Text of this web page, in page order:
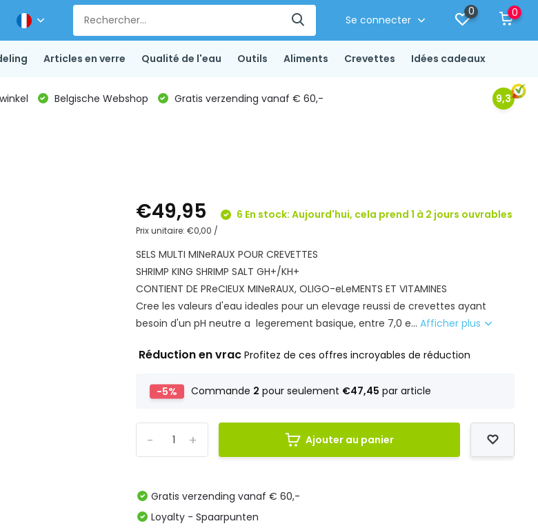
Se connecter
0 0
Articles en verre Qualité de l'eau Outils Aliments Crevettes Idées cadeaux
Belgische Webshop Gratis verzending vanaf € 60,- 9,3
€49,95 6 En stock: Aujourd'hui, cela prend 1 à 2 jours ouvrables
Prix unitaire:€0,00 /
SELS MULTI MINeRAUX POUR CREVETTES
SHRIMP KING SHRIMP SALT GH+/KH+
CONTIENT DE PReCIEUX MINeRAUX, OLIGO-eLeMENTS ET VITAMINES
Cree les valeurs d'eau ideales pour un elevage reussi de crevettes ayant
besoin d'un pH neutre a legerement basique, entre 7,0 e...Afficher plus
Réduction en vracProfitez de ces offres incroyables de réduction
-5% Commande 2 pour seulement €47,45 par article
+
- Ajouter au panier
Gratis verzending vanaf € 60,-
Loyalty - Spaarpunten